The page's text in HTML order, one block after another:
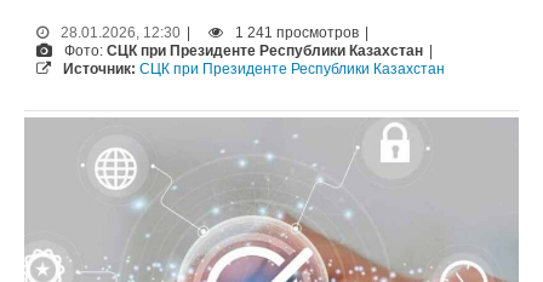
28.01.2026, 12:30 1 241 просмотров
Фото: СЦК при Президенте Республики Казахстан
Источник: СЦК при Президенте Республики Казахстан